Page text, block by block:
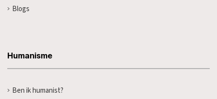
Blogs
Humanisme
Ben ik humanist?